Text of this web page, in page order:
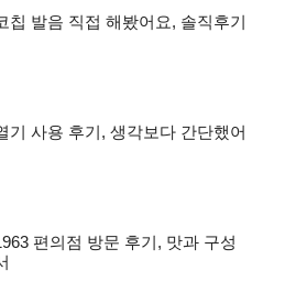
칩 발음 직접 해봤어요, 솔직후기
기 사용 후기, 생각보다 간단했어
편의점 방문 후기, 맛과 구성